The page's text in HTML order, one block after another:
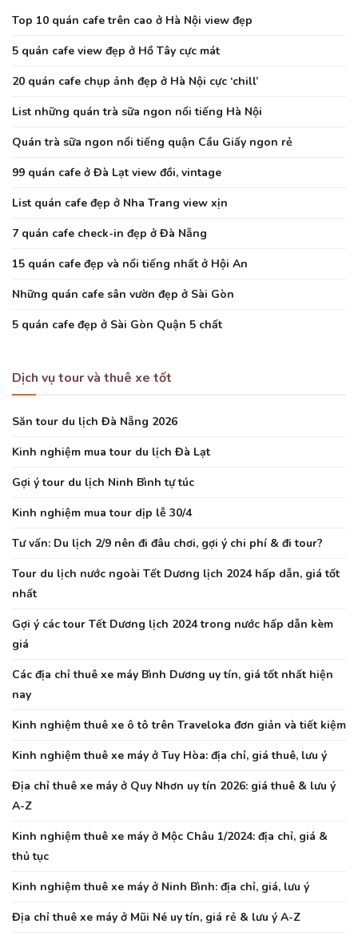
Top 10 quán cafe trên cao ở Hà Nội view đẹp
5 quán cafe view đẹp ở Hồ Tây cực mát
20 quán cafe chụp ảnh đẹp ở Hà Nội cực ‘chill’
List những quán trà sữa ngon nổi tiếng Hà Nội
Quán trà sữa ngon nổi tiếng quận Cầu Giấy ngon rẻ
99 quán cafe ở Đà Lạt view đồi, vintage
List quán cafe đẹp ở Nha Trang view xịn
7 quán cafe check-in đẹp ở Đà Nẵng
15 quán cafe đẹp và nổi tiếng nhất ở Hội An
Những quán cafe sân vườn đẹp ở Sài Gòn
5 quán cafe đẹp ở Sài Gòn Quận 5 chất
Dịch vụ tour và thuê xe tốt
Săn tour du lịch Đà Nẵng 2026
Kinh nghiệm mua tour du lịch Đà Lạt
Gợi ý tour du lịch Ninh Bình tự túc
Kinh nghiệm mua tour dịp lễ 30/4
Tư vấn: Du lịch 2/9 nên đi đâu chơi, gợi ý chi phí & đi tour?
Tour du lịch nước ngoài Tết Dương lịch 2024 hấp dẫn, giá tốt
nhất
Gợi ý các tour Tết Dương lịch 2024 trong nước hấp dẫn kèm
giá
Các địa chỉ thuê xe máy Bình Dương uy tín, giá tốt nhất hiện
nay
Kinh nghiệm thuê xe ô tô trên Traveloka đơn giản và tiết kiệm
Kinh nghiệm thuê xe máy ở Tuy Hòa: địa chỉ, giá thuê, lưu ý
Địa chỉ thuê xe máy ở Quy Nhơn uy tín 2026: giá thuê & lưu ý
A-Z
Kinh nghiệm thuê xe máy ở Mộc Châu 1/2024: địa chỉ, giá &
thủ tục
Kinh nghiệm thuê xe máy ở Ninh Bình: địa chỉ, giá, lưu ý
Địa chỉ thuê xe máy ở Mũi Né uy tín, giá rẻ & lưu ý A-Z